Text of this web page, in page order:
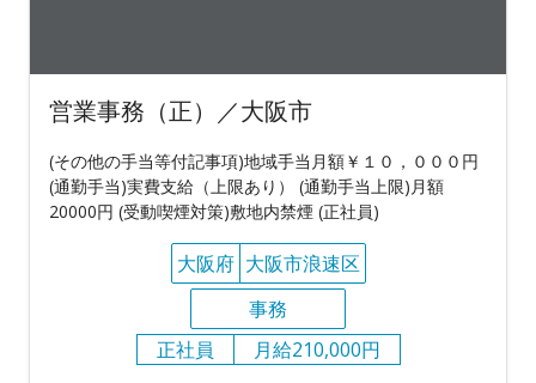
営業事務（正）／大阪市
(その他の手当等付記事項)地域手当月額￥１０，０００円
(通勤手当)実費支給（上限あり） (通勤手当上限)月額
20000円 (受動喫煙対策)敷地内禁煙 (正社員)
大阪府 大阪市浪速区
事務
正社員
月給210,000円